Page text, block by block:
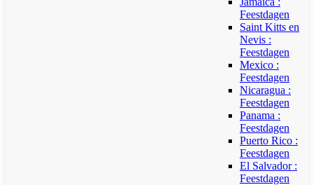
Feestdagen
Saint Kitts en
Nevis :
Feestdagen
Mexico :
Feestdagen
Nicaragua :
Feestdagen
Panama :
Feestdagen
Puerto Rico :
Feestdagen
El Salvador :
Feestdagen